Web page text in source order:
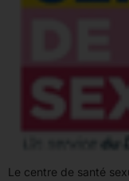
Le centre de santé